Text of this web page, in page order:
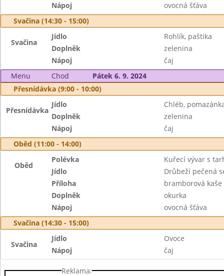
Nápoj
ovocná šťáva
Svačina (14:30 - 15:00)
Svačina
Jídlo
Rohlík, paštika
Doplněk
zelenina
Nápoj
čaj
Menu
Chod
Pátek 6. 9. 2024
Přesnídávka (9:00 - 10:00)
Přesnídávka
Jídlo
Chléb,
Doplněk
zelenina
Nápoj
čaj
Oběd (11:00 - 14:00)
Oběd
Polévka
Kuřecí vývar s
Jídlo
Drůbeží pečená
Příloha
bramborová kaše
Doplněk
okurka
Nápoj
ovocná šťáva
Svačina (14:30 - 15:00)
Svačina
Jídlo
Ovoce
Nápoj
čaj
Reklama: